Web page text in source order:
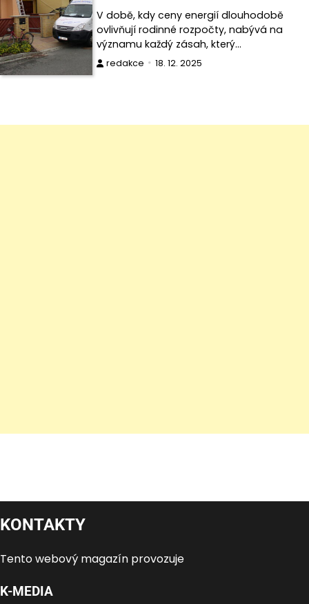
V době, kdy ceny energií dlouhodobě
ovlivňují rodinné rozpočty, nabývá na
významu každý zásah, který…
redakce 18. 12. 2025
KONTAKTY
Tento webový magazín provozuje
K-MEDIA